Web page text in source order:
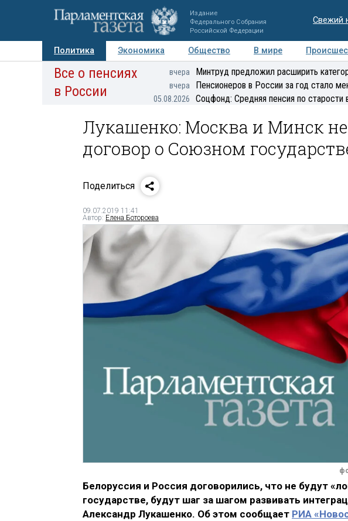
Издание
Федерального Собрания
Российской Федерации
Свежий
Политика Экономика Общество В мире
Авторы Персоны Мнения Регионы Медиацентр
Все о пенсиях
в России
вчера Минтруд предложил расширить
вчера Пенсионеров в России за год стало
05.08.2026 Соцфонд: Средняя пенсия по
Лукашенко: Москва и Минск
договор о Союзном
Поделиться
09.07.2019 11:41
Автор: Елена Ботороева
Белоруссия и Россия договорились, что не будут
государстве, будут шаг за шагом развивать
Александр Лукашенко. Об этом сообщает РИА